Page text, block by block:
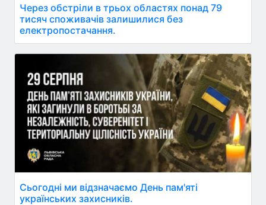
Через обстріли в трьох областях понад 79
тисяч споживачів залишилися без
електропостачання.
Сьогодні ми відзначаємо День пам'яті
українських захисників.